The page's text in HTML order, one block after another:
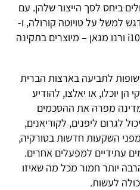
ביחס לסך הייצור שלהן. עם
למשל על טויוטה קורולה, ו-
C-HR או פורד טרנזיט, יונדאי i10 ורנו מגאן – מיוצרים בתקינה
לתביעה בארצות הברית
יוכלו, או יאלצו, להודיע
מפרה את ההסכמים
לגרום ליפנים, לקוריאנים,
השקעות חדשות בטורקיה,
עתידיים למפעלים אחרים.
יותר חמור מכל מה שאיזו
לעשות.